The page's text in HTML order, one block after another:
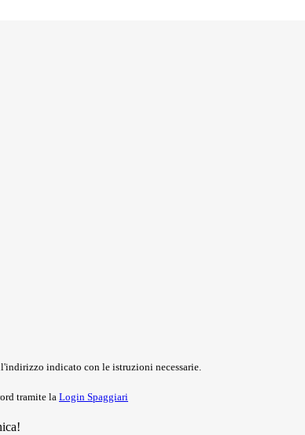
indicato con le istruzioni necessarie.
tramite la Login Spaggiari